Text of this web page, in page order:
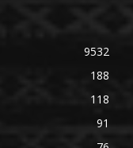
9532
188
118
91